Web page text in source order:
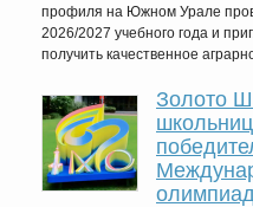
профиля на Южном Урале
2026/2027 учебного года и
получить качественное
Золото